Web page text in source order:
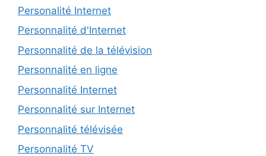
Personalité Internet
Personnalité d'Internet
Personnalité de la télévision
Personnalité en ligne
Personnalité Internet
Personnalité sur Internet
Personnalité télévisée
Personnalité TV